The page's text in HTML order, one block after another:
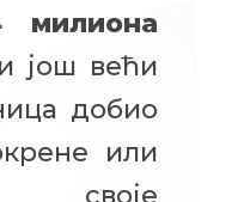
милиона
још већи
добио
или
своје